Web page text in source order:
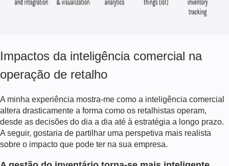
Impactos da inteligência comercial na
operação de retalho
A minha experiência mostra-me como a inteligência comercial
altera drasticamente a forma como os retalhistas operam,
desde as decisões do dia a dia até à estratégia a longo prazo.
A seguir, gostaria de partilhar uma perspetiva mais realista
sobre o impacto que pode ter na sua empresa.